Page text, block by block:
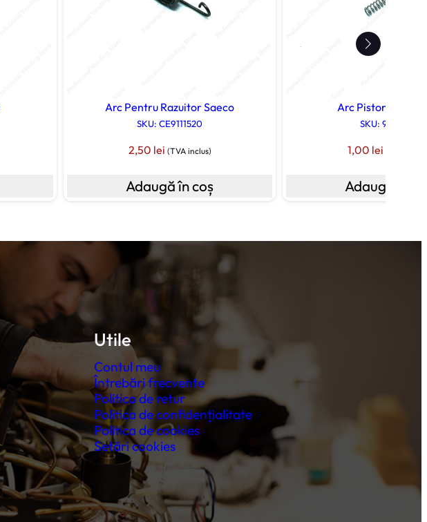
Arc Pentru Razuitor Saeco
SKU: CE9111520
2,50 lei (TVA inclus)
Adaugă în coș
Arc Pistoncino
SKU: 9011007
1,00 lei
Adaugă în
Utile
Contul meu
Întrebări frecvente
Politica de retur
Politica de confidențialitate
Politica de cookies
Setări cookies